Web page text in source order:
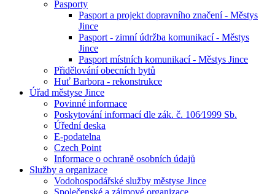
Pasporty
Pasport a projekt dopravního značení - Městys
Jince
Pasport - zimní údržba komunikací - Městys
Jince
Pasport místních komunikací - Městys Jince
Přidělování obecních bytů
Huť Barbora - rekonstrukce
Úřad městyse Jince
Povinné informace
Poskytování informací dle zák. č. 106⁄1999 Sb.
Úřední deska
E-podatelna
Czech Point
Informace o ochraně osobních údajů
Služby a organizace
Vodohospodářské služby městyse Jince
Společenské a zájmové organizace